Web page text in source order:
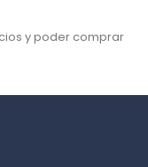
y poder comprar